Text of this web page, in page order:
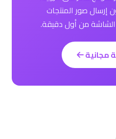
إرسال صور المنتجات
الشاشة من أول دقيقة.
مجانية